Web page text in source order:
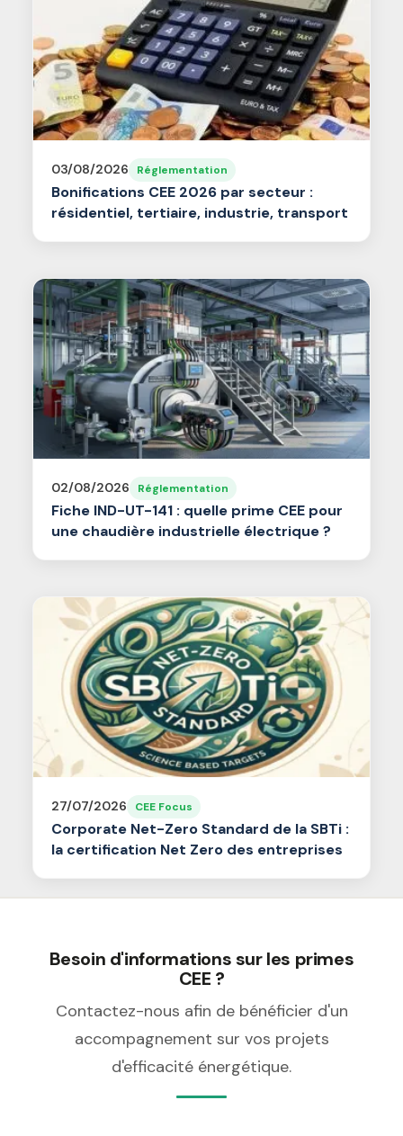
03/08/2026 Réglementation
Bonifications CEE 2026 par secteur :
résidentiel, tertiaire, industrie, transport
02/08/2026 Réglementation
Fiche IND-UT-141 : quelle prime CEE pour
une chaudière industrielle électrique ?
27/07/2026 CEE Focus
Corporate Net-Zero Standard de la SBTi :
la certification Net Zero des entreprises
Besoin d'informations sur les primes
CEE ?
Contactez-nous afin de bénéficier d'un
accompagnement sur vos projets
d'efficacité énergétique.